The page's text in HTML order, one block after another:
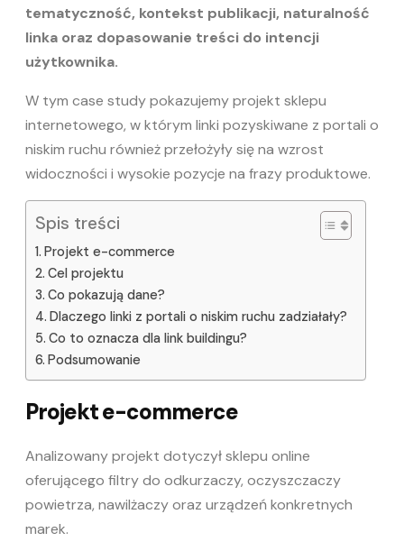
tematyczność, kontekst publikacji, naturalność
linka oraz dopasowanie treści do intencji
użytkownika.
W tym case study pokazujemy projekt sklepu
internetowego, w którym linki pozyskiwane z portali o
niskim ruchu również przełożyły się na wzrost
widoczności i wysokie pozycje na frazy produktowe.
Spis treści
Projekt e-commerce
Cel projektu
Co pokazują dane?
Dlaczego linki z portali o niskim ruchu zadziałały?
Co to oznacza dla link buildingu?
Podsumowanie
Projekt e-commerce
Analizowany projekt dotyczył sklepu online
oferującego filtry do odkurzaczy, oczyszczaczy
powietrza, nawilżaczy oraz urządzeń konkretnych
marek.